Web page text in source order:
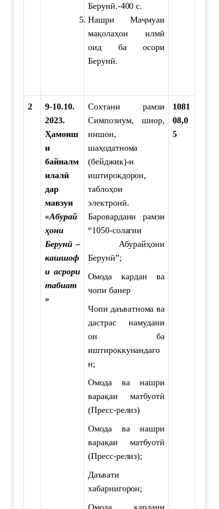
Берунӣ.-400 с.
Нашри Маҷмуаи
мақолаҳои илмӣ
оид ба осори
Берунӣ.
2
9-10.10.
2023.
Ҳамоиш
и
байналм
илалӣ
дар
мавзуи
«Абурай
ҳони
Берунӣ –
кашшоф
и асрори
табиат
»
Сохтани рамзи
Симпозиум, шиор,
нишон,
шаҳодатнома
(бейджик)-и
иштирокдорон,
таблоҳои
электронӣ.
Баровардани рамзи
“1050-солагии
Абурайҳони
Берунӣ”;
Омода кардан ва
чопи банер
Чопи даъватнома ва
дастрас намудани
он ба
иштироккунандаго
н;
Омода ва нашри
варақаи матбуотӣ
(Пресс-релиз)
Омода ва нашри
варақаи матбуотӣ
(Пресс-релиз);
Даъвати
хабарнигорон;
Омода кардани
1081
08,0
5